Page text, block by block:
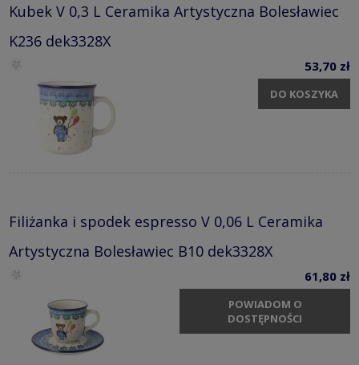
Kubek V 0,3 L Ceramika Artystyczna Bolesławiec
K236 dek3328X
53,70 zł
DO KOSZYKA
Filiżanka i spodek espresso V 0,06 L Ceramika
Artystyczna Bolesławiec B10 dek3328X
61,80 zł
POWIADOM O
DOSTĘPNOŚCI